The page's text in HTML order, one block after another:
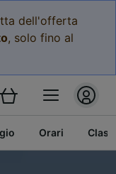
dell'offerta
, solo fino al
Orari